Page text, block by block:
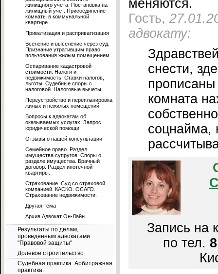
жилищного учета. Постановка на
жилищный учет. Присоединение
комнаты в коммунальной
квартире.
Приватизация и расприватизация
Вселение и выселение через суд.
Признание утратившим право
пользования жилым помещением.
Оспаривание кадастровой
стоимости. Налоги и
недвижимость. Ставки налогов,
льготы. Судебные споры с
налоговой. Налоговые вычеты.
Переустройство и перепланировка
жилых и нежилых помещений
Вопросы к адвокатам об
оказываемых услугах. Запрос
юридической помощи.
Отзывы о нашей консультации
Семейное право. Раздел
имущества супругов. Споры о
разделе имущества. Брачный
договор. Раздел ипотечной
квартиры.
Страхование. Суд со страховой
компанией. КАСКО. ОСАГО.
Страхование недвижимости.
Другая тема
Архив Адвокат Он-Лайн
Результаты по делам,
проведенным адвокатами
"Правовой защиты"
Долевое строительство
Судебная практика. Арбитражная
практика.
меняются.
Гость,
адвокату:
снести,
комната
соцнайма,
Запись на
по тел.